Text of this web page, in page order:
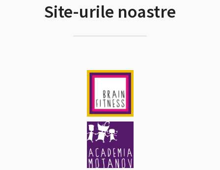
Site-urile noastre